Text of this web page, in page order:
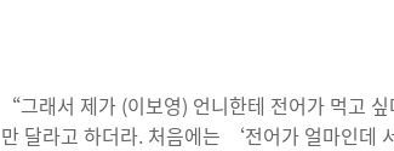
“그래서 제가 (이보영) 언니한테 전어가 먹고
만 달라고 하더라. 처음에는 ‘전어가 얼마인데